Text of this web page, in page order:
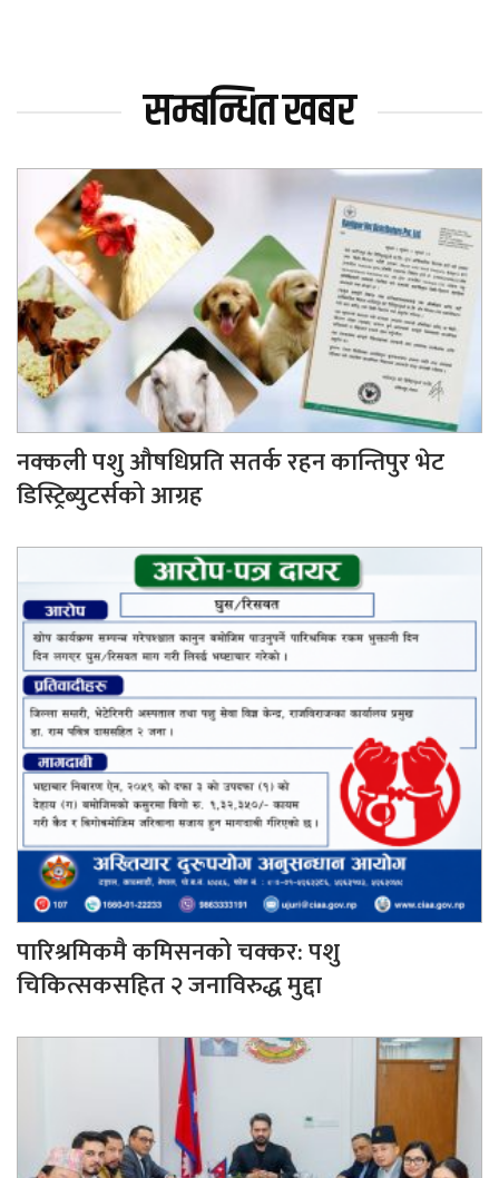
सम्बन्धित खबर
नक्कली पशु औषधिप्रति सतर्क रहन कान्तिपुर भेट
डिस्ट्रिब्युटर्सको आग्रह
पारिश्रमिकमै कमिसनको चक्कर: पशु
चिकित्सकसहित २ जनाविरुद्ध मुद्दा